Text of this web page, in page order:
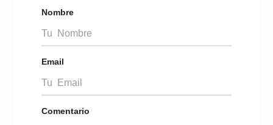
Nombre
Email
Comentario